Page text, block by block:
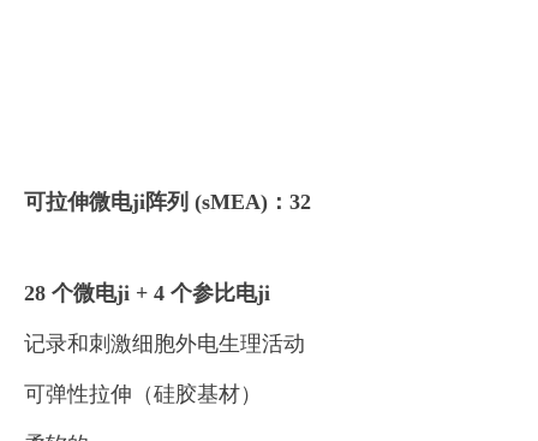
可拉伸微电ji阵列 (sMEA)：32
28 个微电ji + 4 个参比电ji
记录和刺激细胞外电生理活动
可弹性拉伸（硅胶基材）